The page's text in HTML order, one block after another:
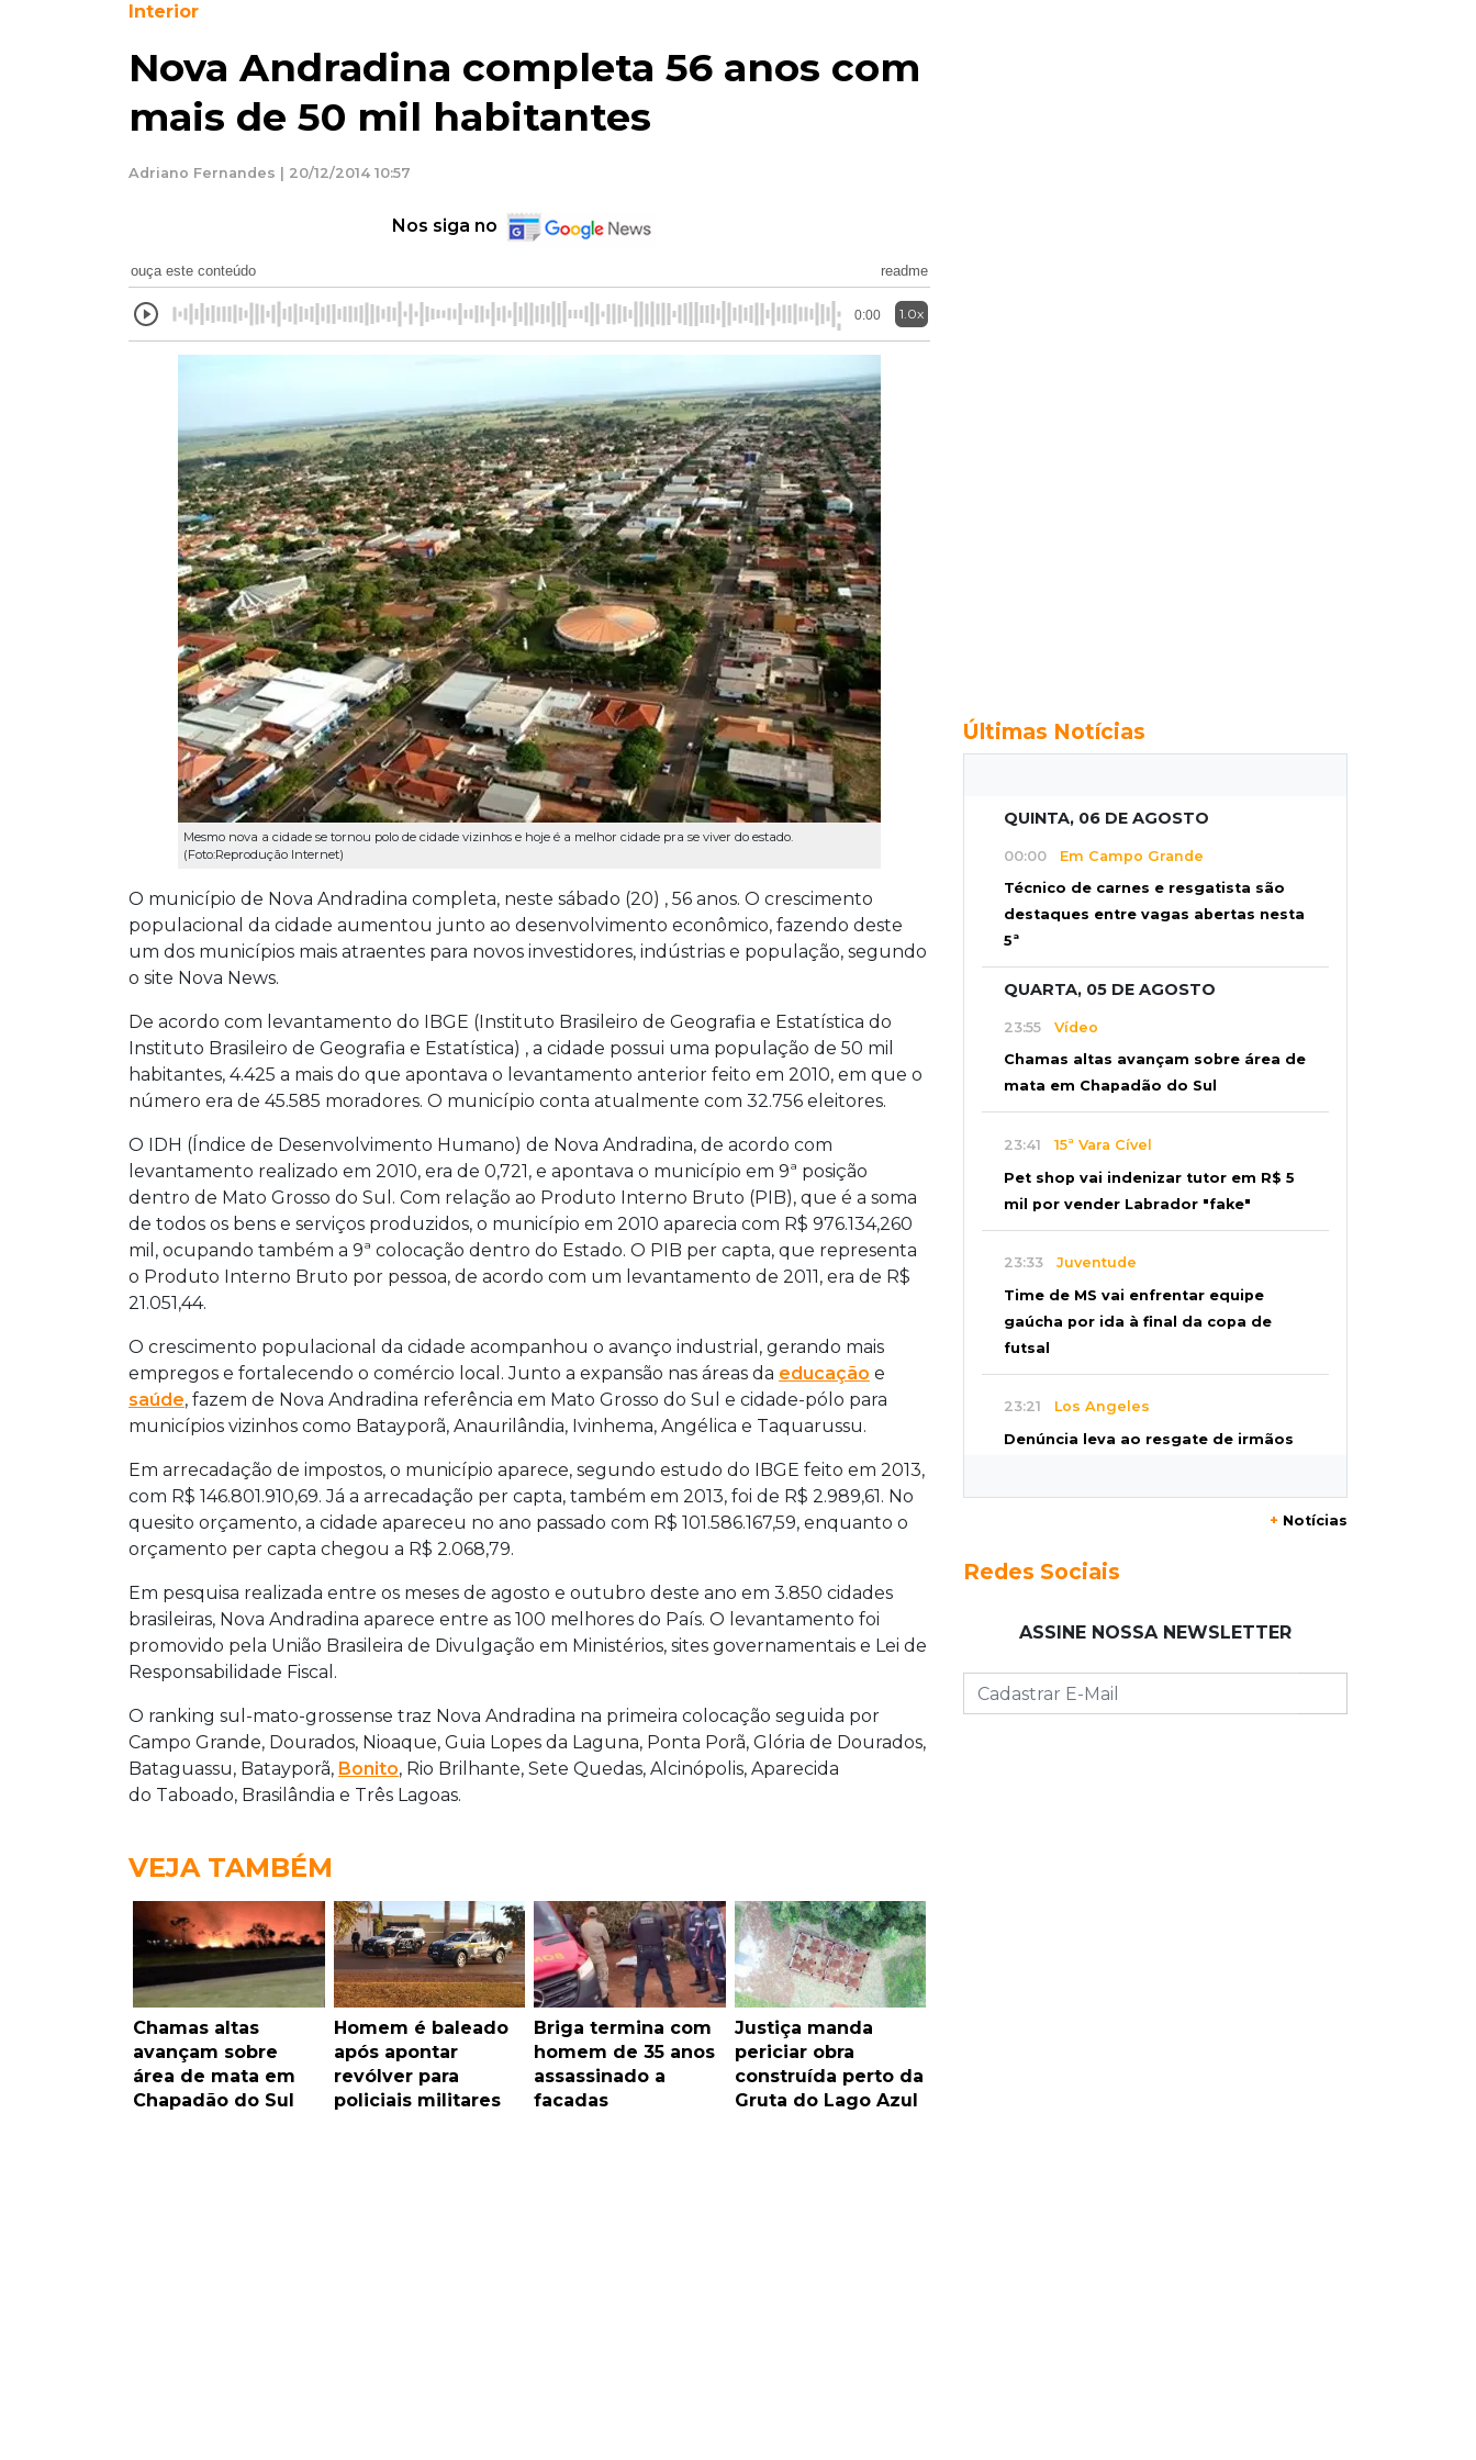
Interior
Nova Andradina completa 56 anos com
mais de 50 mil habitantes
Adriano Fernandes | 20/12/2014 10:57
Nos siga no
ouça este conteúdo readme
0:00 1.0x
Mesmo nova a cidade se tornou polo de cidade vizinhos e hoje é a melhor cidade pra se viver do estado.
(Foto:Reprodução Internet)
O município de Nova Andradina completa, neste sábado (20) , 56 anos. O crescimento
populacional da cidade aumentou junto ao desenvolvimento econômico, fazendo deste
um dos municípios mais atraentes para novos investidores, indústrias e população, segundo
o site Nova News.
De acordo com levantamento do IBGE (Instituto Brasileiro de Geografia e Estatística do
Instituto Brasileiro de Geografia e Estatística) , a cidade possui uma população de 50 mil
habitantes, 4.425 a mais do que apontava o levantamento anterior feito em 2010, em que o
número era de 45.585 moradores. O município conta atualmente com 32.756 eleitores.
O IDH (Índice de Desenvolvimento Humano) de Nova Andradina, de acordo com
levantamento realizado em 2010, era de 0,721, e apontava o município em 9ª posição
dentro de Mato Grosso do Sul. Com relação ao Produto Interno Bruto (PIB), que é a soma
de todos os bens e serviços produzidos, o município em 2010 aparecia com R$ 976.134,260
mil, ocupando também a 9ª colocação dentro do Estado. O PIB per capta, que representa
o Produto Interno Bruto por pessoa, de acordo com um levantamento de 2011, era de R$
21.051,44.
O crescimento populacional da cidade acompanhou o avanço industrial, gerando mais
empregos e fortalecendo o comércio local. Junto a expansão nas áreas da educação e
saúde, fazem de Nova Andradina referência em Mato Grosso do Sul e cidade-pólo para
municípios vizinhos como Batayporã, Anaurilândia, Ivinhema, Angélica e Taquarussu.
Em arrecadação de impostos, o município aparece, segundo estudo do IBGE feito em 2013,
com R$ 146.801.910,69. Já a arrecadação per capta, também em 2013, foi de R$ 2.989,61. No
quesito orçamento, a cidade apareceu no ano passado com R$ 101.586.167,59, enquanto o
orçamento per capta chegou a R$ 2.068,79.
Em pesquisa realizada entre os meses de agosto e outubro deste ano em 3.850 cidades
brasileiras, Nova Andradina aparece entre as 100 melhores do País. O levantamento foi
promovido pela União Brasileira de Divulgação em Ministérios, sites governamentais e Lei de
Responsabilidade Fiscal.
O ranking sul-mato-grossense traz Nova Andradina na primeira colocação seguida por
Campo Grande, Dourados, Nioaque, Guia Lopes da Laguna, Ponta Porã, Glória de Dourados,
Bataguassu, Batayporã, Bonito, Rio Brilhante, Sete Quedas, Alcinópolis, Aparecida
do Taboado, Brasilândia e Três Lagoas.
VEJA TAMBÉM
Chamas altas
avançam sobre
área de mata em
Chapadão do Sul
Homem é baleado
após apontar
revólver para
policiais militares
Briga termina com
homem de 35 anos
assassinado a
facadas
Justiça manda
periciar obra
construída perto da
Gruta do Lago Azul
Últimas Notícias
QUINTA, 06 DE AGOSTO
00:00 Em Campo Grande
Técnico de carnes e resgatista são
destaques entre vagas abertas nesta
5ª
QUARTA, 05 DE AGOSTO
23:55 Vídeo
Chamas altas avançam sobre área de
mata em Chapadão do Sul
23:41 15ª Vara Cível
Pet shop vai indenizar tutor em R$ 5
mil por vender Labrador "fake"
23:33 Juventude
Time de MS vai enfrentar equipe
gaúcha por ida à final da copa de
futsal
23:21 Los Angeles
Denúncia leva ao resgate de irmãos
MS com formação de ciclone bomba
23:00Ideb
Entre escolas com nota divulgada, 3
estaduais lideram o Ensino Médio na
+ Notícias
Redes Sociais
ASSINE NOSSA NEWSLETTER